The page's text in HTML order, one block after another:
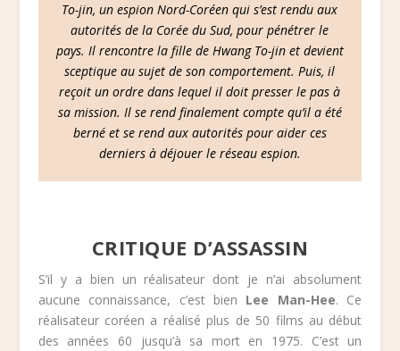
To-jin, un espion Nord-Coréen qui s’est rendu aux
autorités de la Corée du Sud, pour pénétrer le
pays. Il rencontre la fille de Hwang To-jin et devient
sceptique au sujet de son comportement. Puis, il
reçoit un ordre dans lequel il doit presser le pas à
sa mission. Il se rend finalement compte qu’il a été
berné et se rend aux autorités pour aider ces
derniers à déjouer le réseau espion.
CRITIQUE D’ASSASSIN
S’il y a bien un réalisateur dont je n’ai absolument
aucune connaissance, c’est bien Lee Man-Hee. Ce
réalisateur coréen a réalisé plus de 50 films au début
des années 60 jusqu’à sa mort en 1975. C’est un